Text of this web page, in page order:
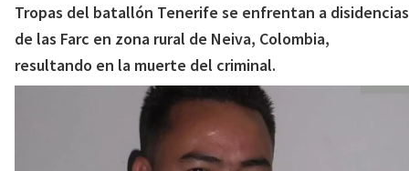
Tropas del batallón Tenerife se enfrentan a disidencias
de las Farc en zona rural de Neiva, Colombia,
resultando en la muerte del criminal.